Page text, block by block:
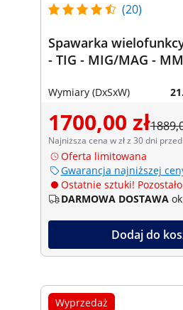
(20)
Spawarka
- TIG - MIG/MAG -
Wymiary (DxSxW)
1700,00 zł
Najniższa cena w zł z 30 dni
Oferta limitowana
Gwarancja najniższej
Ostatnie sztuki!
DARMOWA DOSTAWA
Dodaj do
Wyprzedaż